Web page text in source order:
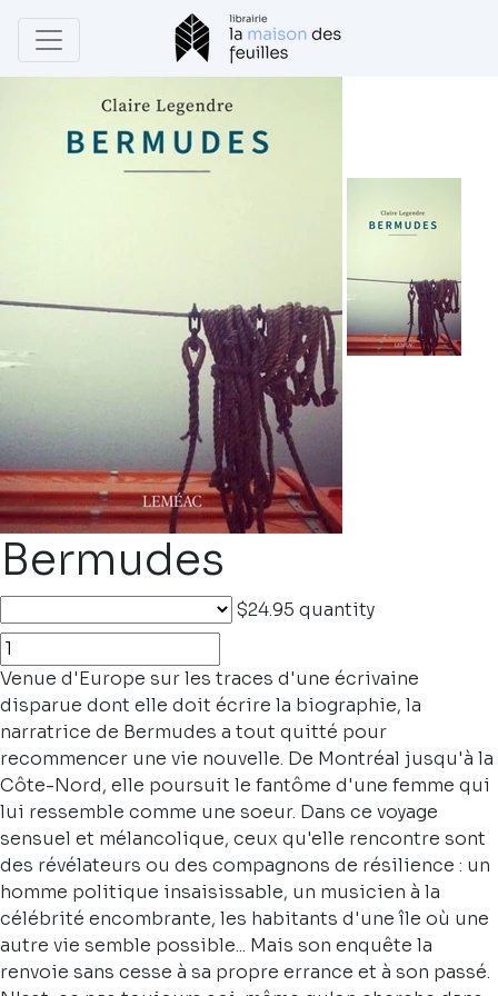
Bermudes
$24.95 quantity
Venue d'Europe sur les traces d'une écrivaine
disparue dont elle doit écrire la biographie, la
narratrice de Bermudes a tout quitté pour
recommencer une vie nouvelle. De Montréal jusqu'à la
Côte-Nord, elle poursuit le fantôme d'une femme qui
lui ressemble comme une soeur. Dans ce voyage
sensuel et mélancolique, ceux qu'elle rencontre sont
des révélateurs ou des compagnons de résilience : un
homme politique insaisissable, un musicien à la
célébrité encombrante, les habitants d'une île où une
autre vie semble possible... Mais son enquête la
renvoie sans cesse à sa propre errance et à son passé.